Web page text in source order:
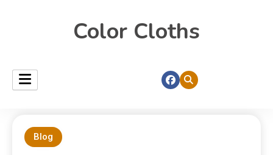
Color Cloths
Blog